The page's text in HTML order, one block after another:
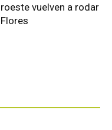
vuelven a rodar